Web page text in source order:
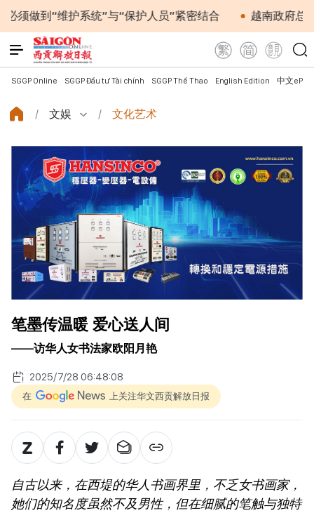
护系统”与“保护人员”紧密结合 越南政府总理黎明兴会
SGGP Online SGGP Đầu tư Tài chính SGGP Thể Thao English Edition 中文
文娱 文化艺术
笔墨传温暖 爱心送人间
——访华人女书法家欧阳月艳
2025/7/28 06:48:08
在 上关注华文西贡解放日报
自古以来，在西堤的华人书画界里，不乏女书画家，
她们的知名度虽然不及男性，但在细腻的笔触与独特